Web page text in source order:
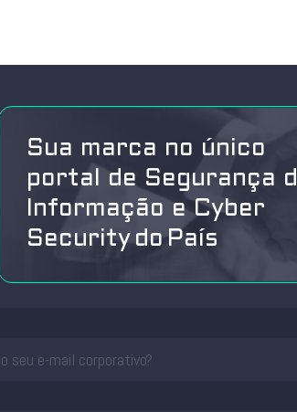
Sua marca no único
portal de Segurança
Informação e Cyber
Security do País